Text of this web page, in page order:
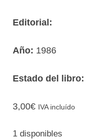
Editorial:
Año: 1986
Estado del libro:
3,00€ IVA incluído
1 disponibles